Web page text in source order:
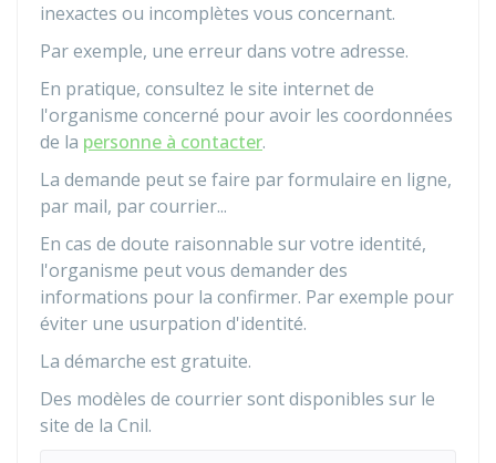
inexactes ou incomplètes vous concernant.
Par exemple, une erreur dans votre adresse.
En pratique, consultez le site internet de
l'organisme concerné pour avoir les coordonnées
de la personne à contacter.
La demande peut se faire par formulaire en ligne,
par mail, par courrier...
En cas de doute raisonnable sur votre identité,
l'organisme peut vous demander des
informations pour la confirmer. Par exemple pour
éviter une usurpation d'identité.
La démarche est gratuite.
Des modèles de courrier sont disponibles sur le
site de la Cnil.